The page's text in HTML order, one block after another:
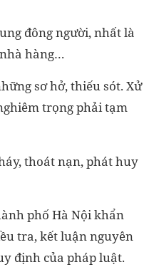
đông người, nhất là
hàng…
sơ hở, thiếu sót. Xử
trọng phải tạm
thoát nạn, phát huy
phố Hà Nội khẩn
tra, kết luận nguyên
định của pháp luật.